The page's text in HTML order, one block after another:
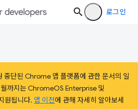
로그인
중단된 Chrome 앱 플랫폼에 관한 문서의 일
까지는 ChromeOS Enterprise 및
원됩니다. 앱 이전에 관해 자세히 알아보세